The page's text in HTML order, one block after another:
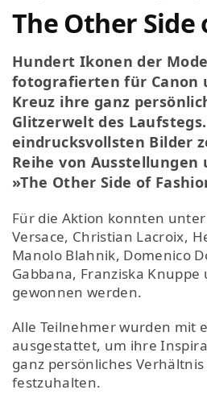
The Other Side
Hundert Ikonen der
fotografierten für Canon
Kreuz ihre ganz
Glitzerwelt des
eindrucksvollsten Bilder
Reihe von Ausstellungen
»The Other Side of
Für die Aktion konnten
Versace, Christian Lacroix,
Manolo Blahnik, Domenico
Gabbana, Franziska Knuppe
gewonnen werden.
Alle Teilnehmer wurden mit
ausgestattet, um ihre
ganz persönliches
festzuhalten.